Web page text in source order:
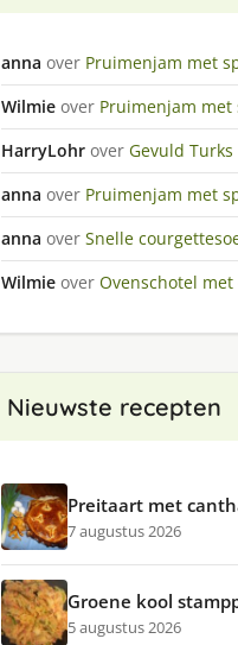
anna over Pruimenjam met
Wilmie over Pruimenjam
HarryLohr over Gevuld
anna over Pruimenjam met
anna over Snelle
Wilmie over Ovenschotel
Nieuwste recepten
Preitaart met
7 augustus 2026
Groene kool
5 augustus 2026